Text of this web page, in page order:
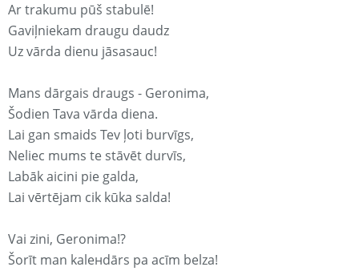
Ar trakumu pūš stabulē!
Gaviļniekam draugu daudz
Uz vārda dienu jāsasauc!
Mans dārgais draugs - Geronima,
Šodien Tava vārda diena.
Lai gan smaids Tev ļoti burvīgs,
Neliec mums te stāvēt durvīs,
Labāk aicini pie galda,
Lai vērtējam cik kūka salda!
Vai zini, Geronima!?
Šorīt man kaleнdārs pa acīm belza!